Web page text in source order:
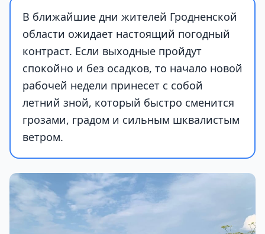
В ближайшие дни жителей Гродненской
области ожидает настоящий погодный
контраст. Если выходные пройдут
спокойно и без осадков, то начало новой
рабочей недели принесет с собой
летний зной, который быстро сменится
грозами, градом и сильным шквалистым
ветром.